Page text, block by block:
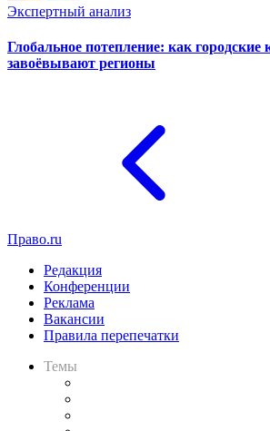
Экспертный анализ
Глобальное потепление: как городские
завоёвывают регионы
Право.ru
Редакция
Конференции
Реклама
Вакансии
Правила перепечатки
Темы